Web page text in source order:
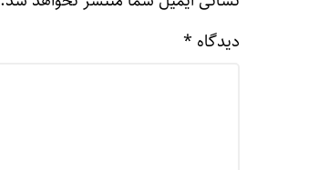
دیدگاه *